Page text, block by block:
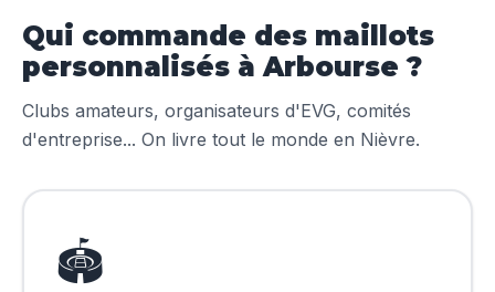
Qui commande des maillots
personnalisés à Arbourse ?
Clubs amateurs, organisateurs d'EVG, comités
d'entreprise... On livre tout le monde en Nièvre.
🏟️